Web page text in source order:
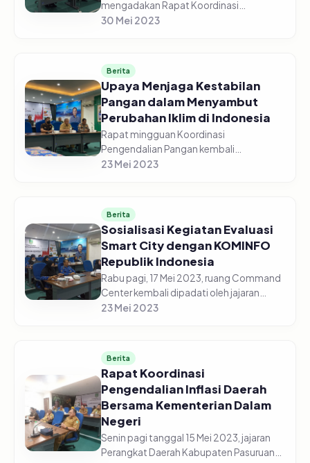
mengadakan Rapat Koordinasi
Pengendalian Pangan pada Senin pagi,
sekaligus memimp...
30 Mei 2023
Berita
Upaya Menjaga Kestabilan
Pangan dalam Menyambut
Perubahan Iklim di Indonesia
Rapat mingguan Koordinasi
Pengendalian Pangan kembali
diselenggarakan secara daring di gedung
Kabupaten Pasur...
23 Mei 2023
Berita
Sosialisasi Kegiatan Evaluasi
Smart City dengan KOMINFO
Republik Indonesia
Rabu pagi, 17 Mei 2023, ruang Command
Center kembali dipadati oleh jajaran
perangkat Daerah Kabupaten Pasuruan.
23 Mei 2023
Berita
Rapat Koordinasi
Pengendalian Inflasi Daerah
Bersama Kementerian Dalam
Negeri
Senin pagi tanggal 15 Mei 2023, jajaran
Perangkat Daerah Kabupaten Pasuruan